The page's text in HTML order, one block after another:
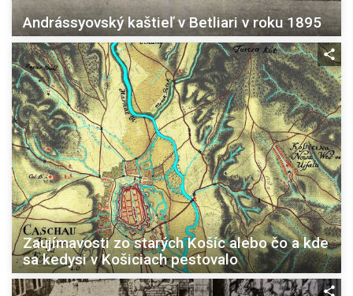
Andrássyovský kaštieľ v Betliari v roku 1895
Zaujímavosti zo starých Košíc alebo čo a kde
sa kedysi v Košiciach pestovalo